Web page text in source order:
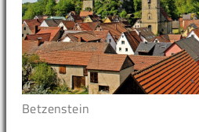
Betzenstein